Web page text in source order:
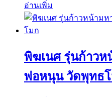
อ่านเพิ่ม
พิฆเนศ รุ่นก้าวห
พ่อหนุน วัดพุทธ